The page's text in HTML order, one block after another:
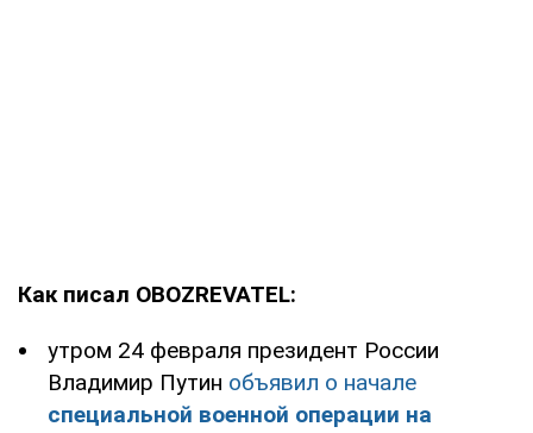
Как писал OBOZREVATEL:
утром 24 февраля президент России
Владимир Путин объявил о начале
специальной военной операции на